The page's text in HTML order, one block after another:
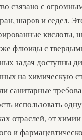
связано с
шаров и седел.
кислоты,
флюиды с
задач доступны
на химическую
санитарные
использовать
отраслей, от
и